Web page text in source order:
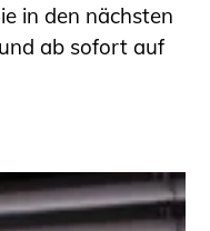
in den nächsten
ab sofort auf